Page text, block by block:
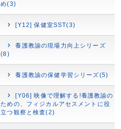
め(3)
[Y12] 保健室SST(3)
養護教諭の現場力向上シリーズ
(8)
養護教諭の保健学習シリーズ(5)
[Y06] 映像で理解する!養護教諭の
ための、フィジカルアセスメントに役
立つ観察と検査(2)